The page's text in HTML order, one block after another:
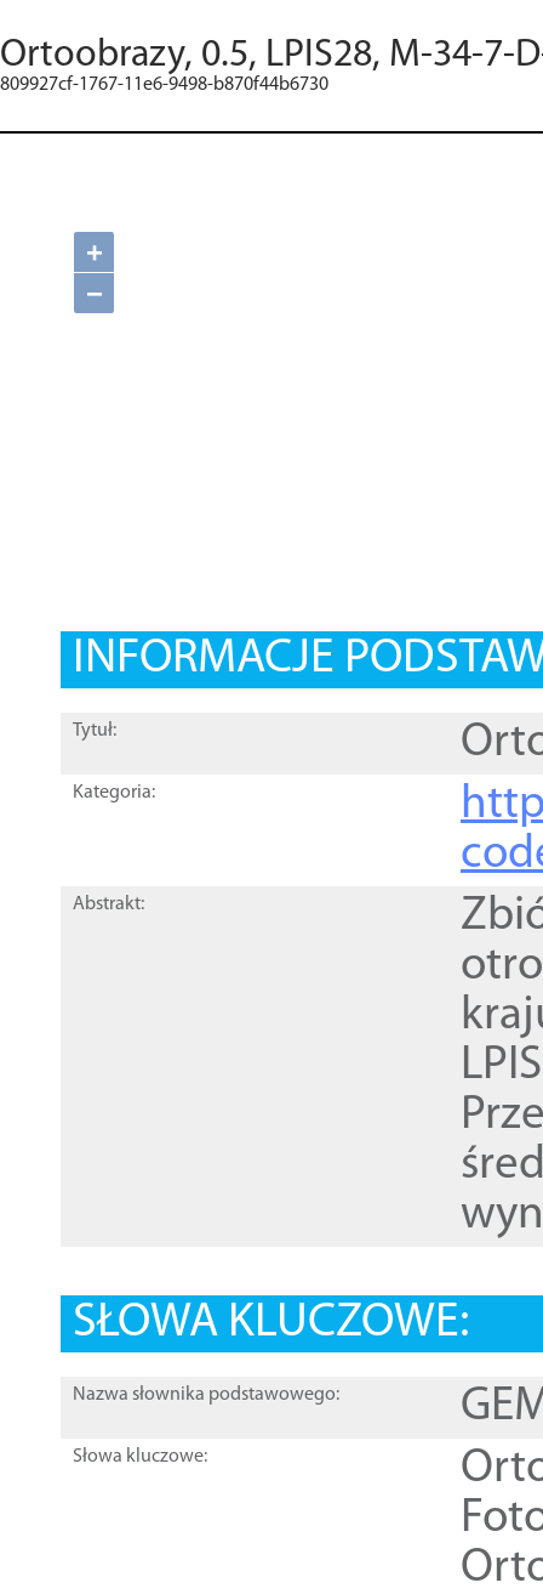
Ortoobrazy, 0.5, LPIS28, M-34-7-
809927cf-1767-11e6-9498-b870f44b6730
+
−
INFORMACJE
Tytuł:
Kategoria:
Abstrakt:
SŁOWA KLUCZOWE:
Nazwa słownika podstawowego:
Słowa kluczowe: